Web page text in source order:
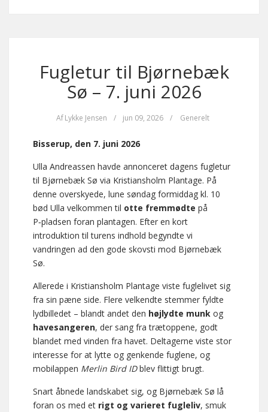
Fugletur til Bjørnebæk
Sø – 7. juni 2026
Af Lykke Jensen / jun 09, 2026 / Generelt
Bisserup, den 7. juni 2026
Ulla Andreassen havde annonceret dagens fugletur
til Bjørnebæk Sø via Kristiansholm Plantage. På
denne overskyede, lune søndag formiddag kl. 10
bød Ulla velkommen til otte fremmødte på
P‑pladsen foran plantagen. Efter en kort
introduktion til turens indhold begyndte vi
vandringen ad den gode skovsti mod Bjørnebæk
Sø.
Allerede i Kristiansholm Plantage viste fuglelivet sig
fra sin pæne side. Flere velkendte stemmer fyldte
lydbilledet – blandt andet den højlydte munk og
havesangeren, der sang fra trætoppene, godt
blandet med vinden fra havet. Deltagerne viste stor
interesse for at lytte og genkende fuglene, og
mobilappen Merlin Bird IDblev flittigt brugt.
Snart åbnede landskabet sig, og Bjørnebæk Sø lå
foran os med et rigt og varieret fugleliv, smuk